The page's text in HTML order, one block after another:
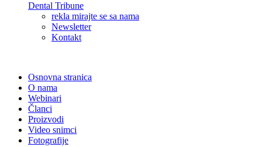
Dental Tribune
rekla mirajte se sa nama
Newsletter
Kontakt
Osnovna stranica
O nama
Webinari
Članci
Proizvodi
Video snimci
Fotografije